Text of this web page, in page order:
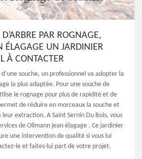
PAR ROGNAGE,
ÉLAGAGE UN JARDINIER
À CONTACTER
souche, un professionnel va adopter la
la plus adaptée. Pour une souche de
le rognage pour plus de rapidité et de
de réduire en morceaux la souche et
extraction. A Saint Sernin Du Bois, vous
de Ollmann jean élagage . Ce jardinier
une intervention de qualité si vous lui
le et faites-lui part de votre projet.